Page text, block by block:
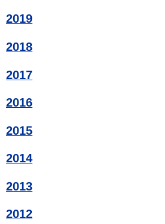
2019
2018
2017
2016
2015
2014
2013
2012